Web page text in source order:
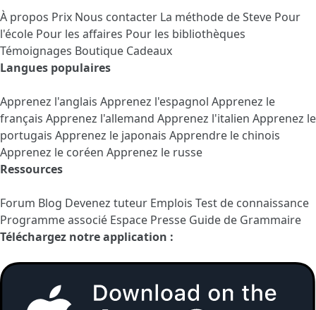
À propos Prix Nous contacter La méthode de Steve Pour
l'école Pour les affaires Pour les bibliothèques
Témoignages Boutique Cadeaux
Langues populaires
Apprenez l'anglais Apprenez l'espagnol Apprenez le
français Apprenez l'allemand Apprenez l'italien Apprenez le
portugais Apprenez le japonais Apprendre le chinois
Apprenez le coréen Apprenez le russe
Ressources
Forum Blog Devenez tuteur Emplois Test de connaissance
Programme associé Espace Presse Guide de Grammaire
Téléchargez notre application :